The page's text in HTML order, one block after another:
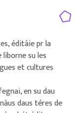
éditàie pr la
su les
et cultures
en su dau
daus téres de